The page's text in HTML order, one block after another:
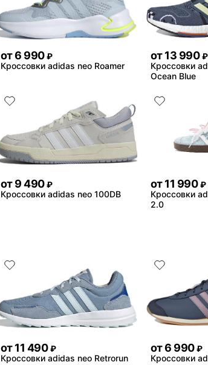
от6 990 ₽
Кроссовки adidas neo Roamer
от13 990 ₽
Кроссовки
Ocean Blue
от9 490 ₽
Кроссовки adidas neo 100DB
от11 990 ₽
Кроссовки
2.0
от11 490 ₽
Кроссовки adidas neo Retrorun
от6 990 ₽
Кроссовки